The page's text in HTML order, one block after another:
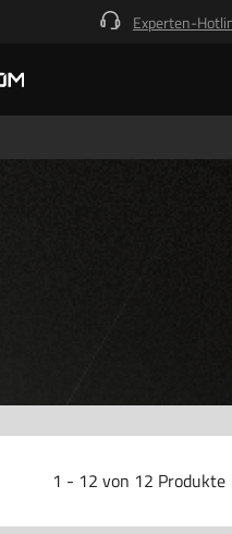
Experten-
1 - 12 von 12 Produkte